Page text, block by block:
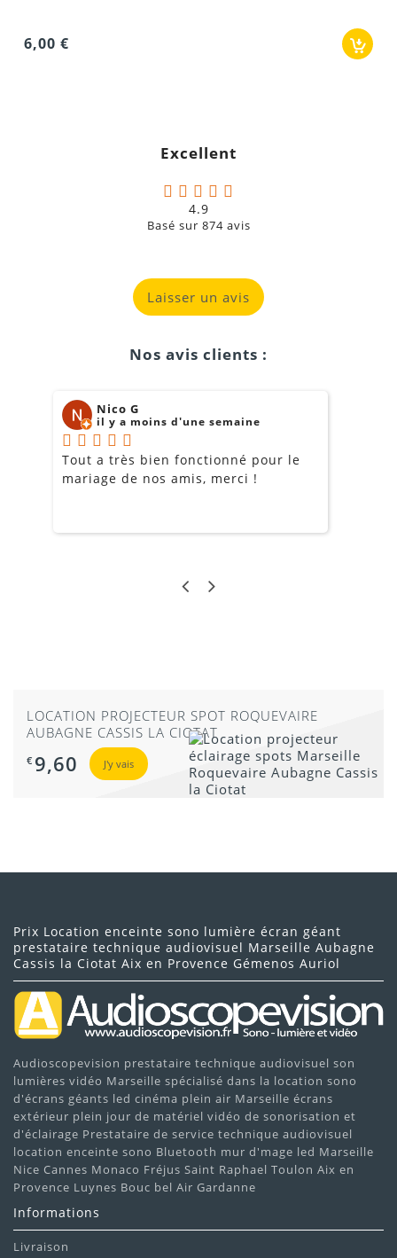
6,00 €
Excellent
4.9
Basé sur 874avis
Laisser un avis
Nos avis clients :
Nico G
il y a moins d'une semaine
Tout a très bien fonctionné pour le
mariage de nos amis, merci !
LOCATION PROJECTEUR SPOT ROQUEVAIRE
AUBAGNE CASSIS LA CIOTAT
€ 9,60 J'y vais
Prix Location enceinte sono lumière écran géant
prestataire technique audiovisuel Marseille Aubagne
Cassis la Ciotat Aix en Provence Gémenos Auriol
Audioscopevision prestataire technique audiovisuel son
lumières vidéo Marseille spécialisé dans la location sono
d'écrans géants led cinéma plein air Marseille écrans
extérieur plein jour de matériel vidéo de sonorisation et
d'éclairage Prestataire de service technique audiovisuel
location enceinte sono Bluetooth mur d'mage led Marseille
Nice Cannes Monaco Fréjus Saint Raphael Toulon Aix en
Provence Luynes Bouc bel Air Gardanne
Informations
Livraison